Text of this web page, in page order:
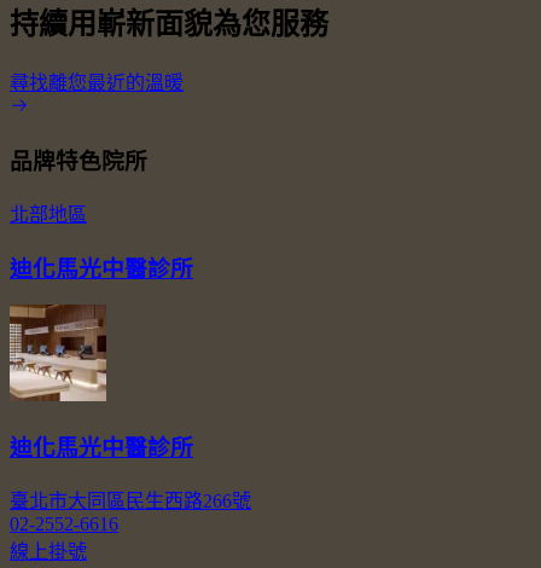
持續用嶄新面貌為您服務
尋找離您最近的溫暖
品牌特色院所
北部地區
迪化馬光中醫診所
迪化馬光中醫診所
臺北市大同區民生西路266號
02-2552-6616
線上掛號